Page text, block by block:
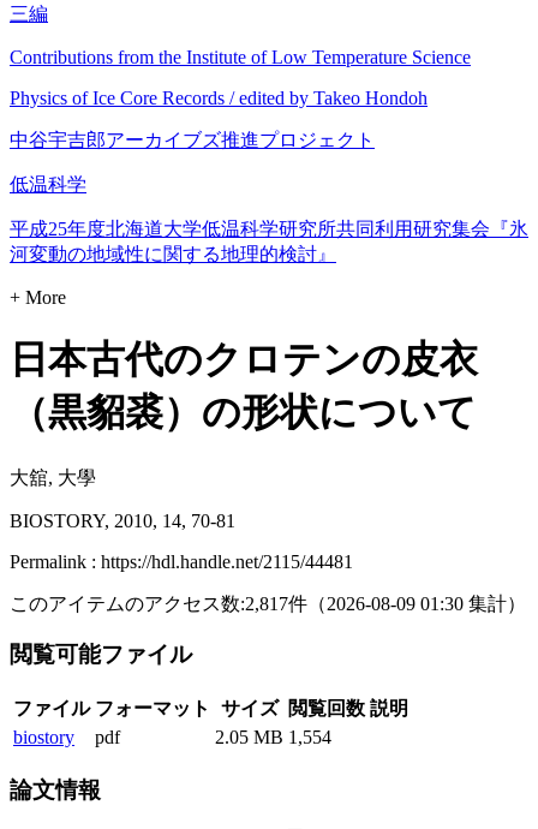
三編
Contributions from the Institute of Low Temperature Science
Physics of Ice Core Records / edited by Takeo Hondoh
中谷宇吉郎アーカイブズ推進プロジェクト
低温科学
平成25年度北海道大学低温科学研究所共同利用研究集会『氷
河変動の地域性に関する地理的検討』
+ More
日本古代のクロテンの皮衣
（黒貂裘）の形状について
大舘, 大學
BIOSTORY, 2010, 14, 70-81
Permalink : https://hdl.handle.net/2115/44481
このアイテムのアクセス数:2,817件 （2026-08-09 01:30 集計）
閲覧可能ファイル
ファイル フォーマット サイズ 閲覧回数 説明
biostory
pdf 2.05 MB 1,554
論文情報